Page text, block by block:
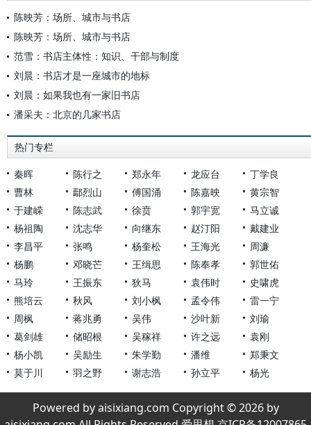
陈映芳：场所、城市与书店
陈映芳：场所、城市与书店
范雪：书店主体性：知识、干部与制度
刘晨：书店才是一座城市的地标
刘晨：如果我也有一家旧书店
潘采夫：北京的几家书店
热门专栏
秦晖 陈行之 郑永年 龙应台
丁学良
曹林
鄢烈山 傅国涌 陈嘉映
黄宗智
于建嵘
陈志武 徐贲 郭宇宽
马立诚
杨祖陶
沈志华 向继东 赵汀阳
戴建业
李昌平
张鸣 杨奎松 王海光
周濂
杨鹏
邓晓芒 王缉思 陈奉孝
郭世佑
马玲
王振东 狄马 袁伟时
史啸虎
熊培云
秋风 刘小枫 孟令伟
雷一宁
周枫
蒋兆勇 吴伟 沙叶新
刘瑜
葛剑雄
储昭根 吴稼祥 许之远
袁刚
杨小凯
吴励生 朱学勤 潘维
郑秉文
莫于川
羽之野 谢志浩 孙立平 杨光
Powered by aisixiang.com Copyright © 2026 by